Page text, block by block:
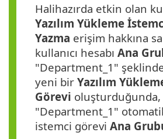
Halihazırda etkin olan
Yazılım Yükleme
Yazma erişim hakkına
kullanıcı hesabı Ana
"Department_1"
yeni bir Yazılım
Görevi oluşturduğunda,
"Department_1"
istemci görevi Ana